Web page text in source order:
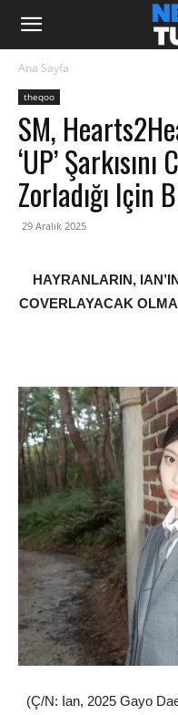
Ana Sayfa
theqoo
SM,
‘UP’
Zorladığı Için
29 Aralık 2025
HAYRANLARIN,
COVERLAYACAK
(Ç/N: Ian, 2025 Gayo